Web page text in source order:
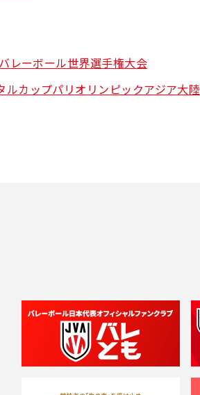
レーボール世界選手権大会
ルカップパリオリンピックアジア大